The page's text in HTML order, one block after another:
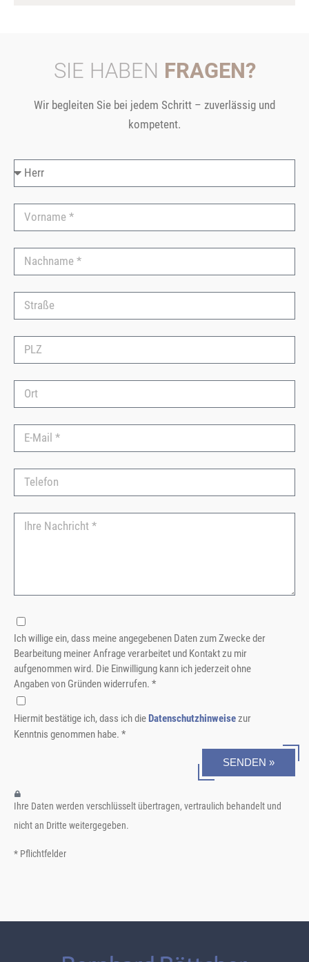
SIE HABEN FRAGEN?
Wir begleiten Sie bei jedem Schritt – zuverlässig und
kompetent.
Ich willige ein, dass meine angegebenen Daten zum Zwecke der
Bearbeitung meiner Anfrage verarbeitet und Kontakt zu mir
aufgenommen wird. Die Einwilligung kann ich jederzeit ohne
Angaben von Gründen widerrufen. *
Hiermit bestätige ich, dass ich dieDatenschutzhinweisezur
Kenntnis genommen habe. *
SENDEN »
Ihre Daten werden verschlüsselt übertragen, vertraulich behandelt und
nicht an Dritte weitergegeben.
* Pflichtfelder